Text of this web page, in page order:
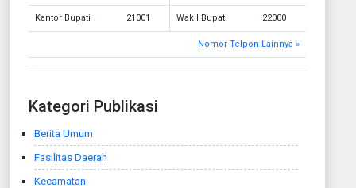
Kantor Bupati 21001 Wakil Bupati 22000
Nomor Telpon Lainnya »
Kategori Publikasi
Berita Umum
Fasilitas Daerah
Kecamatan